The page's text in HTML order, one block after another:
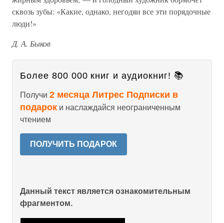
сквозь зубы: «Какие, однако, негодяи все эти порядочные
люди!»
Д. А. Быков
Более 800 000 книг и аудиокниг! 📚
Получи 2 месяца Литрес Подписки в
подарок и наслаждайся неограниченным
чтением
ПОЛУЧИТЬ ПОДАРОК
Данный текст является ознакомительным
фрагментом.